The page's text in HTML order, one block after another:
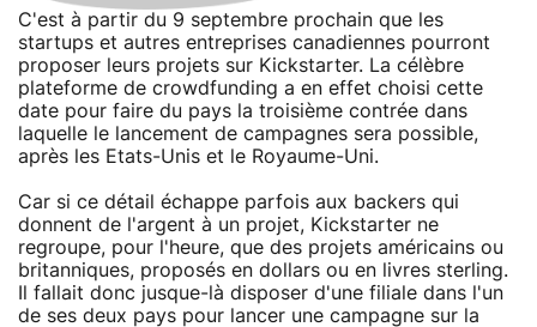
C'est à partir du 9 septembre prochain que les
startups et autres entreprises canadiennes pourront
proposer leurs projets sur Kickstarter. La célèbre
plateforme de crowdfunding a en effet choisi cette
date pour faire du pays la troisième contrée dans
laquelle le lancement de campagnes sera possible,
après les Etats-Unis et le Royaume-Uni.
Car si ce détail échappe parfois aux backers qui
donnent de l'argent à un projet, Kickstarter ne
regroupe, pour l'heure, que des projets américains ou
britanniques, proposés en dollars ou en livres sterling.
Il fallait donc jusque-là disposer d'une filiale dans l'un
de ses deux pays pour lancer une campagne sur la